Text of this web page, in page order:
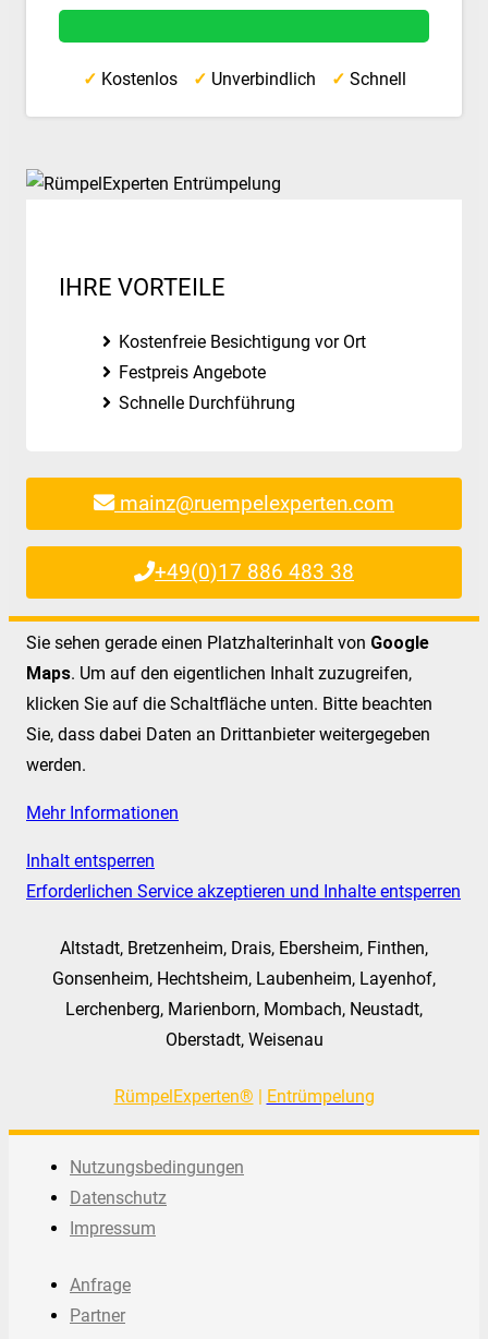
✓ Kostenlos ✓ Unverbindlich ✓ Schnell
IHRE VORTEILE
Kostenfreie Besichtigung vor Ort
Festpreis Angebote
Schnelle Durchführung
mainz@ruempelexperten.com
+49(0)17 886 483 38
Sie sehen gerade einen Platzhalterinhalt von Google
Maps. Um auf den eigentlichen Inhalt zuzugreifen,
klicken Sie auf die Schaltfläche unten. Bitte beachten
Sie, dass dabei Daten an Drittanbieter weitergegeben
werden.
Mehr Informationen
Inhalt entsperren
Erforderlichen Service akzeptieren und Inhalte entsperren
Altstadt, Bretzenheim, Drais, Ebersheim, Finthen,
Gonsenheim, Hechtsheim, Laubenheim, Layenhof,
Lerchenberg, Marienborn, Mombach, Neustadt,
Oberstadt, Weisenau
RümpelExperten® Entrümpelung
Nutzungsbedingungen
Datenschutz
Impressum
Anfrage
Partner